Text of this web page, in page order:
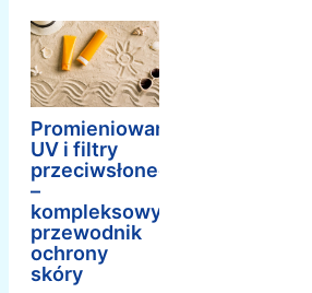
Promieniowanie
UV i filtry
przeciwsłoneczne
–
kompleksowy
przewodnik
ochrony
skóry